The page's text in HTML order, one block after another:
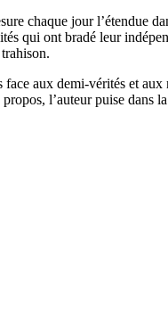
chaque jour l’étendue
qui ont bradé leur
aux demi-vérités et aux
l’auteur puise